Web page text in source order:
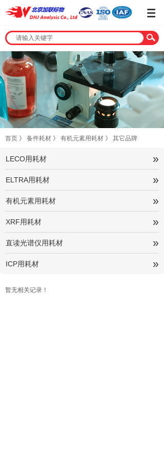
首页 》 备件耗材 》 有机元素用耗材 》 其它品牌
LECO用耗材 »
ELTRA用耗材 »
有机元素用耗材 »
XRF用耗材 »
直读光谱仪用耗材 »
ICP用耗材 »
暂无相关记录！